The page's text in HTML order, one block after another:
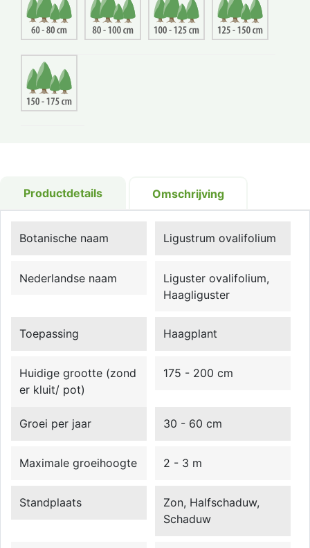
Productdetails Omschrijving
Botanische naam Ligustrum ovalifolium
Nederlandse naam
Liguster ovalifolium,
Haagliguster
Toepassing Haagplant
Huidige grootte (zond
er kluit/ pot)
175 - 200 cm
Groei per jaar 30 - 60 cm
Maximale groeihoogte 2 - 3 m
Standplaats
Zon, Halfschaduw,
Schaduw